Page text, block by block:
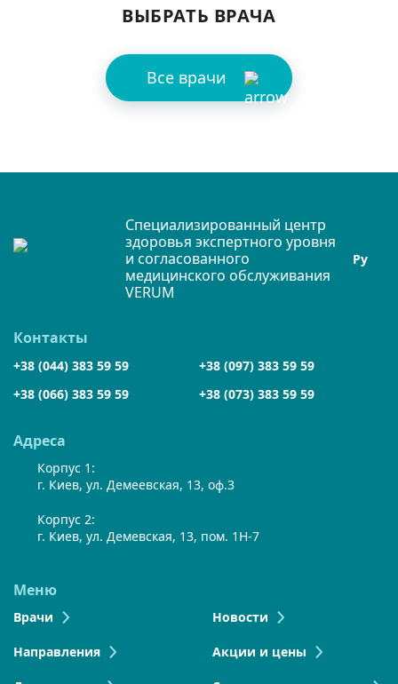
ВЫБРАТЬ ВРАЧА
Все врачи
Специализированный центр
здоровья экспертного уровня
и согласованного
медицинского обслуживания
VERUM
Ру
Адреса
Корпус 1:
г. Киев, ул. Демеевская, 13, оф.3
Корпус 2:
г. Киев, ул. Демевская, 13, пом. 1Н-7
Меню
Врачи
Направления
Новости
Акции и цены
Контакты
+38 (044) 383 59 59
+38 (097) 383 59 59
+38 (066) 383 59 59
+38 (073) 383 59 59